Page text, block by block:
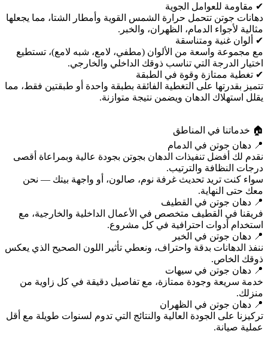
✔ مقاومة للعوامل الجوية
دهانات جوتن تتحمل حرارة الشمس القوية وأمطار الشتا، مما يجعلها
مثالية لأجواء الدمام، الظهران، والخبر.
✔ ألوان غنية ومتناسقة
مع مجموعة واسعة من الألوان (مطفي، لامع، شبه لامع)، تستطيع
اختيار الدرجة التي تناسب ذوقك الداخلي والخارجي.
✔ تغطية ممتازة وقوة في الطبقة
تتميز بقدرتها على التغطية الفائقة بطبقة واحدة أو طبقتين فقط، مما
يقلل استهلاك الدهان ويضمن نتيجة متوازنة.
🏠 خدماتنا في المناطق
📍 دهان جوتن في الدمام
نقدم لك أفضل تنفيذات الدهان بجوتن بجودة عالية وبمراعاة أقصى
درجات النظافة والترتيب.
سواء كنت تريد تحديث غرفة نوم، صالون، أو واجهة بيتك — نحن
معك حتى النهاية.
📍 دهان جوتن في القطيف
فريقنا في القطيف متخصص في الأعمال الداخلية والخارجية، مع
استخدام أدوات احترافية في كل مشروع.
📍 دهان جوتن في الخبر
ننفذ الدهانات بدقة واحتراف، ونعطي تأثير اللون الصحيح الذي يعكس
ذوقك الخاص.
📍 دهان جوتن في سيهات
خدمة سريعة وجودة ممتازة، مع تفاصيل دقيقة في كل زاوية من
منزلك.
📍 دهان جوتن في الظهران
تركيزنا على الجودة العالية والنتائج التي تدوم لسنوات طويلة مع أقل
عملية صيانة.